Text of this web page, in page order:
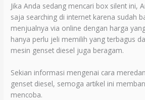
Jika Anda sedang mencari box silent ini,
saja searching di internet karena sudah
menjualnya via online dengan harga
hanya perlu jeli memilih yang terbagus
mesin genset diesel juga beragam.
Sekian informasi mengenai cara
genset diesel, semoga artikel ini
mencoba.